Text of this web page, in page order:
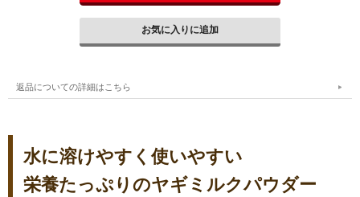
返品についての詳細はこちら
水に溶けやすく使いやすい
栄養たっぷりのヤギミルクパウダー